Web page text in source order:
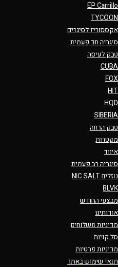
EP Carrillo
TYCOON
אקססוריז לסיגרים
סיגריה חד פעמית
טבק לעיסה
CUBA
FOX
HIT
HQD
SIBERIA
טבק הרחה
מקטרות
איווד
סיגריה רב פעמית
נוזלים NIC SALT
BLVK
מבצעי החודש
אודותינו
מדיניות משלוחים
סל קניות
מדיניות פרטיות
תנאי שימוש באתר